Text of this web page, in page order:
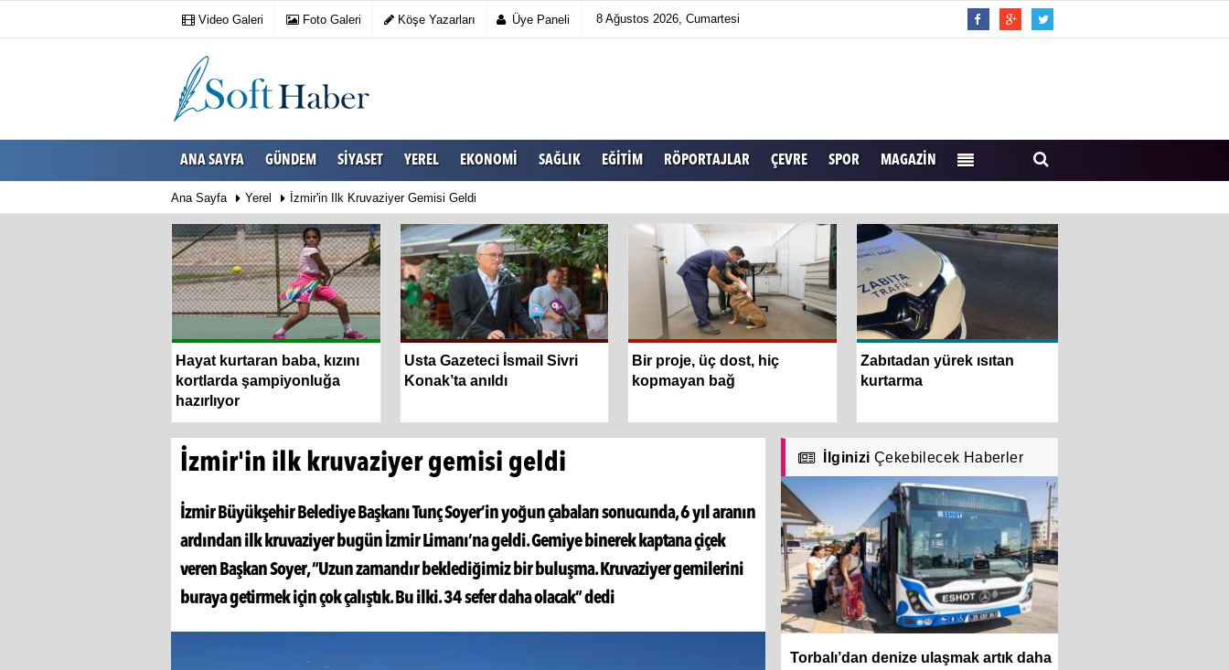
Video Galeri Foto Galeri Köşe Yazarları Üye Paneli 8 Ağustos 2026, Cumartesi
ANA SAYFA GÜNDEM SIYASET YEREL EKONOMI SAĞLIK EĞITIM RÖPORTAJLAR ÇEVRE SPOR MAGAZIN
Ana Sayfa Yerel İzmir'in Ilk Kruvaziyer Gemisi Geldi
Hayat kurtaran baba, kızını
kortlarda şampiyonluğa
hazırlıyor
Usta Gazeteci İsmail Sivri
Konak’ta anıldı
Bir proje, üç dost, hiç
kopmayan bağ
Zabıtadan yürek ısıtan
kurtarma
İzmir'in ilk kruvaziyer gemisi geldi
İzmir Büyükşehir Belediye Başkanı Tunç Soyer’in yoğun çabaları sonucunda, 6 yıl aranın
ardından ilk kruvaziyer bugün İzmir Limanı’na geldi. Gemiye binerek kaptana çiçek
veren Başkan Soyer, “Uzun zamandır beklediğimiz bir buluşma. Kruvaziyer gemilerini
buraya getirmek için çok çalıştık. Bu ilki. 34 sefer daha olacak” dedi
İlginizi Çekebilecek Haberler
Torbalı’dan denize ulaşmak artık daha